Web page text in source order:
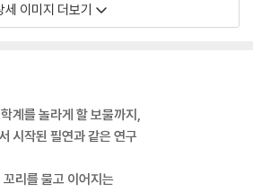
세 이미지 더보기
계를 놀라게 할 보물까지,
시작된 필연과 같은 연구
리를 물고 이어지는